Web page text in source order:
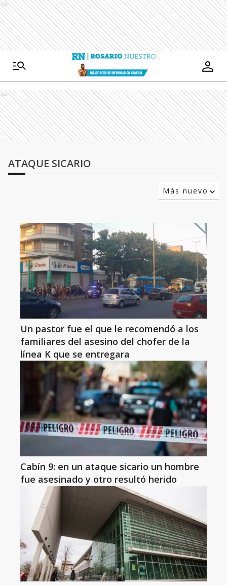
Ads
Ads
ATAQUE SICARIO
Más nuevo
Un pastor fue el que le recomendó a los
familiares del asesino del chofer de la
línea K que se entregara
Cabín 9: en un ataque sicario un hombre
fue asesinado y otro resultó herido